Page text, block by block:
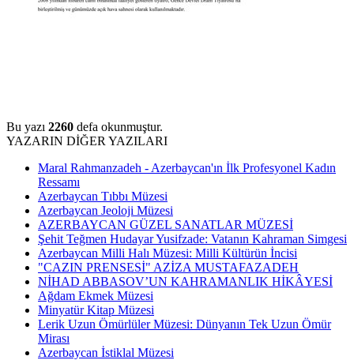
Bu yazı 2260 defa okunmuştur.
YAZARIN DİĞER YAZILARI
Maral Rahmanzadeh - Azerbaycan'ın İlk Profesyonel Kadın
Ressamı
Azerbaycan Tıbbı Müzesi
Azerbaycan Jeoloji Müzesi
AZERBAYCAN GÜZEL SANATLAR MÜZESİ
Şehit Teğmen Hudayar Yusifzade: Vatanın Kahraman Simgesi
Azerbaycan Milli Halı Müzesi: Milli Kültürün İncisi
"CAZIN PRENSESİ" AZİZA MUSTAFAZADEH
NİHAD ABBASOV’UN KAHRAMANLIK HİKÂYESİ
Ağdam Ekmek Müzesi
Minyatür Kitap Müzesi
Lerik Uzun Ömürlüler Müzesi: Dünyanın Tek Uzun Ömür
Mirası
Azerbaycan İstiklal Müzesi